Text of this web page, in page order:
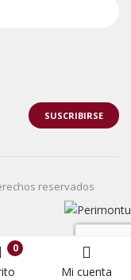
reservados
0
Mi cuenta